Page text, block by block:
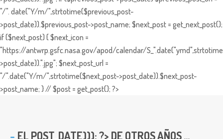
"/". date("Y/m/",strtotime($previous_post-
>post_date)).$previous_post->post_name; $next_post = get_next_post();
if ($next_post) { $next_icon =
"https://antwrp.gsfc.nasa.gov/apod/calendar/
>post_date)).".jpg"; $next_post_url =
"/".date("Y/m/",strtotime($next_post->post_date)).$next_post-
>post_name; } // $post = get_post(); ?>
EL POST_DATE))); ?> DE OTROS AÑOS ...